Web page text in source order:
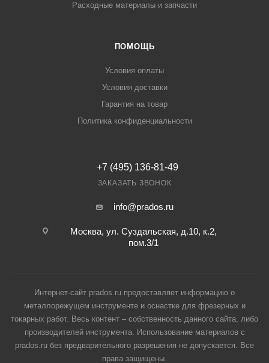
Расходные материалы и запчасти
ПОМОЩЬ
Условия оплаты
Условия доставки
Гарантия на товар
Политика конфиденциальности
+7 (495) 136-81-49
ЗАКАЗАТЬ ЗВОНОК
info@prados.ru
Москва, ул. Суздальская, д.10, к.2,
пом.3/1
Интернет-сайт prados.ru предоставляет информацию о
металлорежущем инструменте и оснастке для фрезерных и
токарных работ. Весь контент – собственность данного сайта, либо
производителей инструмента. Использование материалов с
prados.ru без предварительного разрешения не допускается. Все
права защищены.